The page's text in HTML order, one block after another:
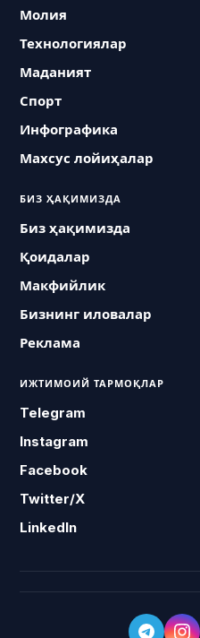
Молия
Технологиялар
Маданият
Спорт
Инфографика
Махсус лойиҳалар
БИЗ ҲАҚИМИЗДА
Биз ҳақимизда
Қоидалар
Макфийлик
Бизнинг иловалар
Реклама
ИЖТИМОИЙ ТАРМОҚЛАР
Telegram
Instagram
Facebook
Twitter/X
LinkedIn